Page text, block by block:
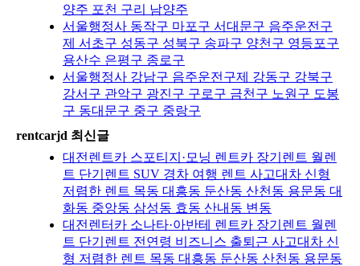
양주 포천 구리 남양주
서울행정사 동작구 마포구 서대문구 음주운전구
제 서초구 성동구 성북구 송파구 양천구 영등포구
용산수 은평구 종로구
서울행정사 강남구 음주운전구제 강동구 강북구
강서구 관악구 광진구 구로구 금천구 노원구 도봉
구 동대문구 중구 중랑구
rentcarjd 최신글
대전렌트카 스포티지·모닝 렌트카 장기렌트 월렌
트 단기렌트 SUV 경차 여행 렌트 사고대차 신형
저렴한 렌트 목동 대흥동 둔산동 산천동 용문동 대
화동 중앙동 삼성동 효동 산내동 변동
대전렌터카 소나타·아반테 렌트카 장기렌트 월렌
트 단기렌트 전연령 비즈니스 출퇴근 사고대차 신
형 저렴한 렌트 목동 대흥동 둔산동 산천동 용문동